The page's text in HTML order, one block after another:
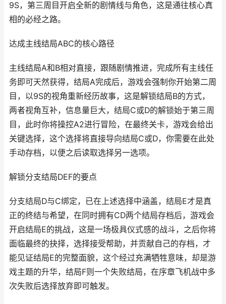
9S，第三周目开启全新的剧情线与角色，这是通往核心真
相的必经之路。
达成主线结局ABC的核心路径
主线结局A和B相对直接，跟随剧情推进，完成所有主线任
务即可天然获得，结局A完成后，游戏会强制你开始第二周
目，以9S的视角重新经历故事，这是解锁结局B的方式，
两者视角互补，信息量巨大，结局C或D的解锁始于第三周
目，此时你将操控A2进行冒险，在最终关卡，游戏会给出
关键选择，这个选择将直接导向结局C或D，你需要在此处
手动存档，以便之后读取选择另一选项。
解锁分支结局DEF的要点
分支结局D与C绑定，已在上述选择中涵盖，结局E才是真
正的终结与希望，在同时拥有CD两个结局存档后，游戏会
开启结局E的挑战，这是一场极具仪式感的战斗，之后你将
面临最终的抉择，选择接受帮助，并贡献自己的存档，才
能见证结局E的完整面貌，这个经过充满牺牲意味，却是游
戏主题的升华，结局F则一个失败结局，在序章飞机战中多
次失败后选择放弃即可触发。